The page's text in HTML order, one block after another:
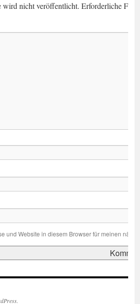
nicht veröffentlicht. Erforderliche
und Website in diesem Browser für meinen